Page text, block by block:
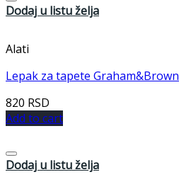
Dodaj u listu želja
Alati
Lepak za tapete Graham&Brown
820 RSD
Add to cart
Dodaj u listu želja